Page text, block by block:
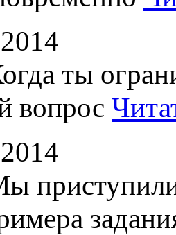
ты
вопрос
приступили